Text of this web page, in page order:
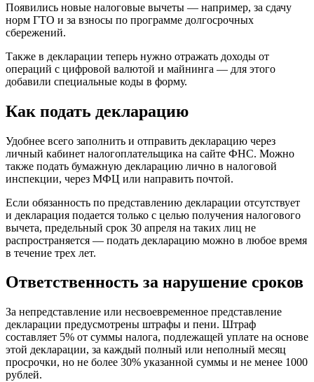
Появились новые налоговые вычеты — например, за сдачу
норм ГТО и за взносы по программе долгосрочных
сбережений.
Также в декларации теперь нужно отражать доходы от
операций с цифровой валютой и майнинга — для этого
добавили специальные коды в форму.
Как подать декларацию
Удобнее всего заполнить и отправить декларацию через
личный кабинет налогоплательщика на сайте ФНС. Можно
также подать бумажную декларацию лично в налоговой
инспекции, через МФЦ или направить почтой.
Если обязанность по представлению декларации отсутствует
и декларация подается только с целью получения налогового
вычета, предельный срок 30 апреля на таких лиц не
распространяется — подать декларацию можно в любое время
в течение трех лет.
Ответственность за нарушение сроков
За непредставление или несвоевременное представление
декларации предусмотрены штрафы и пени. Штраф
составляет 5% от суммы налога, подлежащей уплате на основе
этой декларации, за каждый полный или неполный месяц
просрочки, но не более 30% указанной суммы и не менее 1000
рублей.